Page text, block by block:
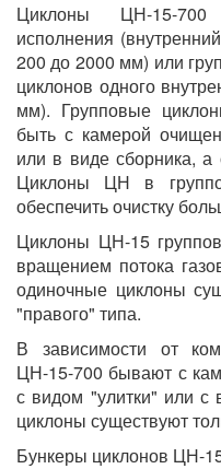
Циклоны ЦН-15-700
исполнения
200 до 2000 мм) или
циклонов одного
мм). Групповые
быть с камерой
или в виде сборника, а
Циклоны ЦН в
обеспечить очистку
Циклоны ЦН-15
вращением потока
одиночные циклоны
"правого" типа.
В зависимости от
ЦН-15-700 бывают с
с видом "улитки" или с
циклоны существуют
Бункеры циклонов ЦН-